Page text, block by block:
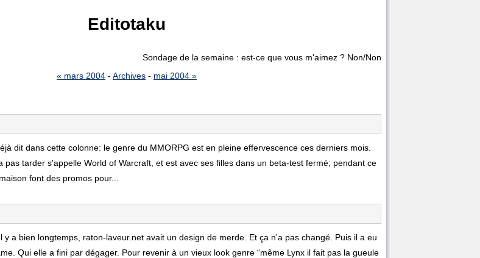
Editotaku
Sondage de la semaine : est-ce que vous m'aimez ? Non/Non
« mars 2004 - Archives - mai 2004 »
dit dans cette colonne: le genre du MMORPG est en pleine effervescence ces derniers mois.
pas tarder s'appelle World of Warcraft, et est avec ses filles dans un beta-test fermé; pendant ce
font des promos pour...
y a bien longtemps, raton-laveur.net avait un design de merde. Et ça n'a pas changé. Puis il a eu
Qui elle a fini par dégager. Pour revenir à un vieux look genre “même Lynx il fait pas la gueule